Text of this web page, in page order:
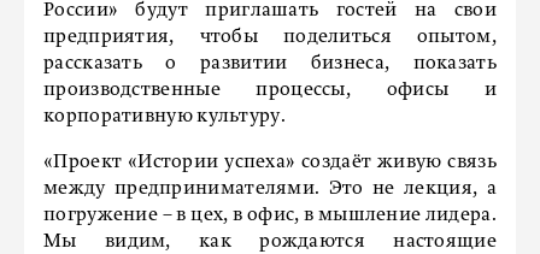
России» будут приглашать гостей на свои
предприятия, чтобы поделиться опытом,
рассказать о развитии бизнеса, показать
производственные процессы, офисы и
корпоративную культуру.
«Проект «Истории успеха» создаёт живую связь
между предпринимателями. Это не лекция, а
погружение – в цех, в офис, в мышление лидера.
Мы видим, как рождаются настоящие